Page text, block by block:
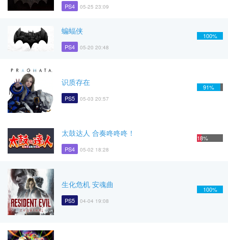
PS4 05-25 23:09
蝙蝠侠
PS4 05-20 20:48
100%
识质存在
PS5 05-03 20:57
91%
太鼓达人 合奏咚咚咚！
PS4 05-02 18:28
18%
生化危机 安魂曲
PS5 04-04 19:08
100%